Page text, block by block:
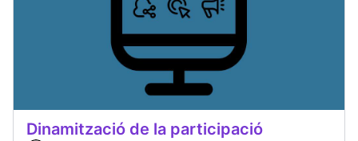
Dinamització de la participació